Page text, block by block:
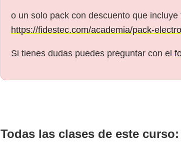
o un solo pack con descuento que
https://fidestec.com/academia/pack-
Si tienes dudas puedes preguntar con el
Todas las clases de este curso: